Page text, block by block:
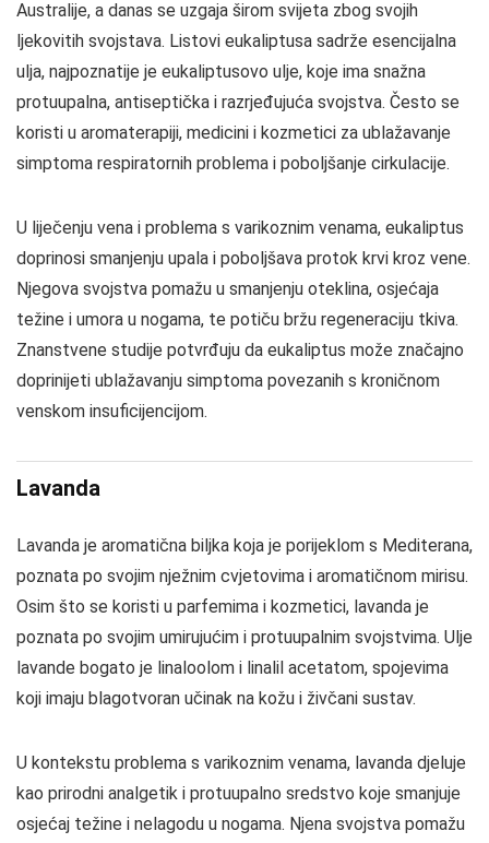
Australije, a danas se uzgaja širom svijeta zbog svojih
ljekovitih svojstava. Listovi eukaliptusa sadrže esencijalna
ulja, najpoznatije je eukaliptusovo ulje, koje ima snažna
protuupalna, antiseptička i razrjeđujuća svojstva. Često se
koristi u aromaterapiji, medicini i kozmetici za ublažavanje
simptoma respiratornih problema i poboljšanje cirkulacije.
U liječenju vena i problema s varikoznim venama, eukaliptus
doprinosi smanjenju upala i poboljšava protok krvi kroz vene.
Njegova svojstva pomažu u smanjenju oteklina, osjećaja
težine i umora u nogama, te potiču bržu regeneraciju tkiva.
Znanstvene studije potvrđuju da eukaliptus može značajno
doprinijeti ublažavanju simptoma povezanih s kroničnom
venskom insuficijencijom.
Lavanda
Lavanda je aromatična biljka koja je porijeklom s Mediterana,
poznata po svojim nježnim cvjetovima i aromatičnom mirisu.
Osim što se koristi u parfemima i kozmetici, lavanda je
poznata po svojim umirujućim i protuupalnim svojstvima. Ulje
lavande bogato je linaloolom i linalil acetatom, spojevima
koji imaju blagotvoran učinak na kožu i živčani sustav.
U kontekstu problema s varikoznim venama, lavanda djeluje
kao prirodni analgetik i protuupalno sredstvo koje smanjuje
osjećaj težine i nelagodu u nogama. Njena svojstva pomažu